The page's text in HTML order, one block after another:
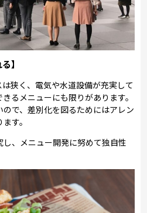
】
狭く、電気や水道設備が充実して
るメニューにも限りがあります。
で、差別化を図るためにはアレン
す。
、メニュー開発に努めて独自性